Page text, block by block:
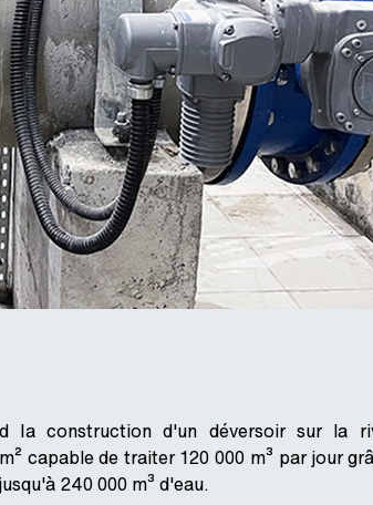
la construction d'un déversoir sur la
capable de traiter 120 000 m³ par jour
240 000 m³ d'eau.